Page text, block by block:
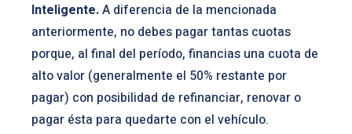
Inteligente.A diferencia de la mencionada
anteriormente, no debes pagar tantas cuotas
porque, al final del período, financias una cuota de
alto valor (generalmente el 50% restante por
pagar) con posibilidad de refinanciar, renovar o
pagar ésta para quedarte con el vehículo.